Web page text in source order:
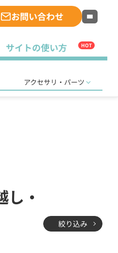
お問い合わせ
サイトの使い方 HOT
アクセサリ・パーツ
・
絞り込み